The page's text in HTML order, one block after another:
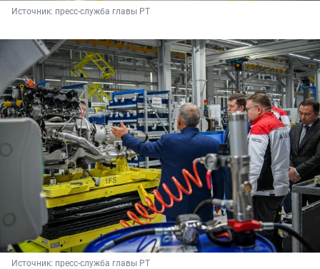
Источник: пресс-служба главы РТ
Источник: пресс-служба главы РТ